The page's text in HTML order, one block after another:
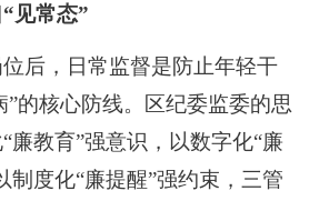
常态”
，日常监督是防止年轻干
”的核心防线。区纪委监委的思
廉教育”强意识，以数字化“廉
制度化“廉提醒”强约束，三管